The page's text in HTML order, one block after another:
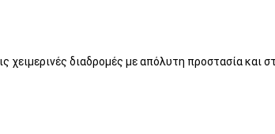
χειμερινές διαδρομές με απόλυτη προστασία και